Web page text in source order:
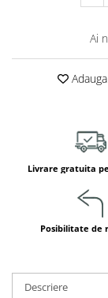
Echipamente
Oferte pentru
Cuburi și cărămizi
Dezvoltare
Jucării de sortare
Dezvoltare
Echilibru
Ai
Livrare gratuita
Posibilitate de
Descriere